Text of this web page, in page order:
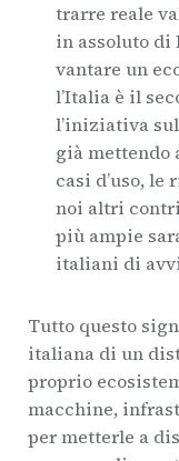
trarre reale
in assoluto di
vantare un
l’Italia è il
l’iniziativa
già mettendo
casi d’uso, le
noi altri
più ampie
italiani di
Tutto questo
italiana di un
proprio
macchine,
per metterle a